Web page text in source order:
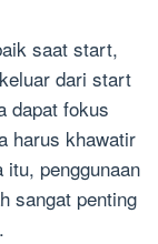
saat start,
dari start
dapat fokus
harus khawatir
itu, penggunaan
sangat penting